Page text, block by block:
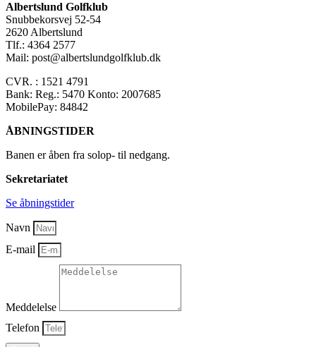
Albertslund Golfklub
Snubbekorsvej 52-54
2620 Albertslund
Tlf.: 4364 2577
Mail: post@albertslundgolfklub.dk
CVR. : 1521 4791
Bank: Reg.: 5470 Konto: 2007685
MobilePay: 84842
ÅBNINGSTIDER
Banen er åben fra solop- til nedgang.
Sekretariatet
Se åbningstider
Navn
E-mail
Meddelelse
Telefon